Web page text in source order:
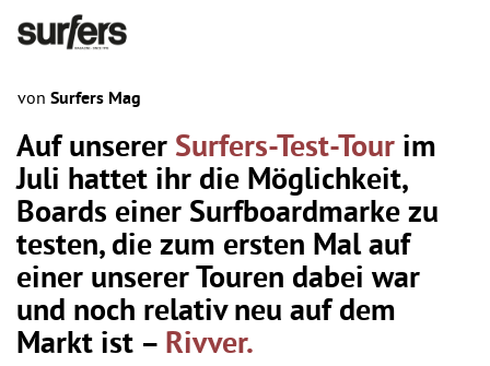
von Surfers Mag
Auf unserer Surfers-Test-Tour im
Juli hattet ihr die Möglichkeit,
Boards einer Surfboardmarke zu
testen, die zum ersten Mal auf
einer unserer Touren dabei war
und noch relativ neu auf dem
Markt ist – Rivver.